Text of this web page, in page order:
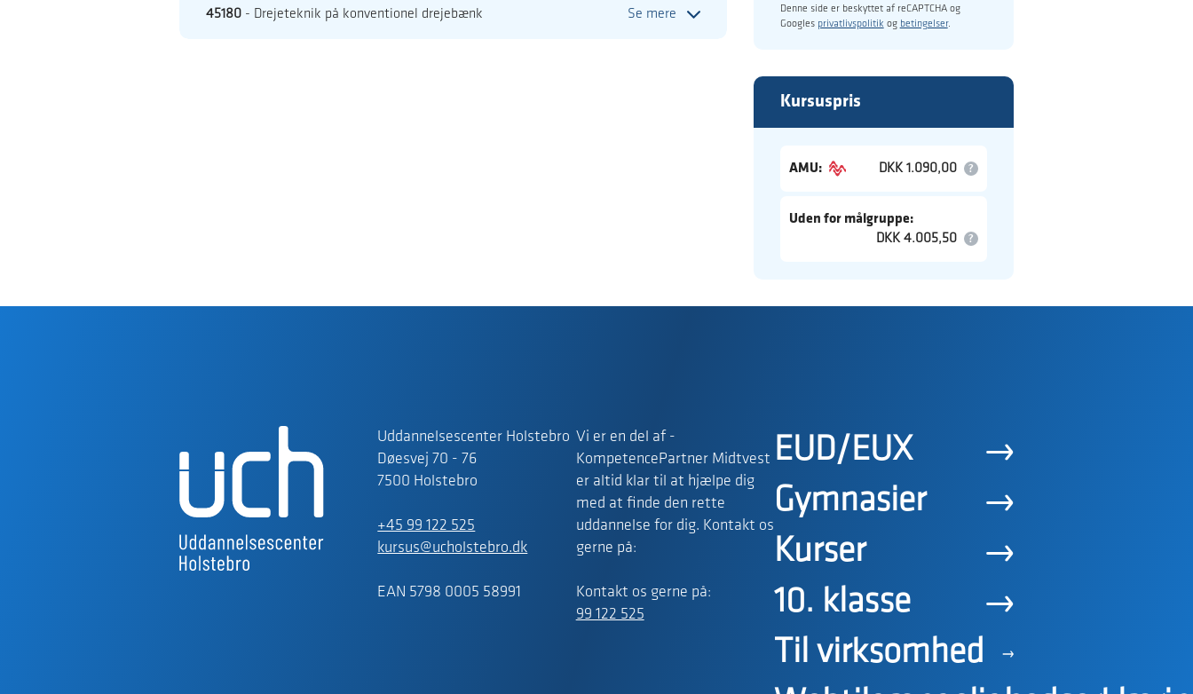
45180 - Drejeteknik på konventionel drejebænk Se mere
Denne side er beskyttet af reCAPTCHA og
Googles privatlivspolitik og betingelser.
Kursuspris
AMU: DKK 1.090,00
Uden for målgruppe:
DKK 4.005,50
Uddannelsescenter Holstebro
Døesvej 70 - 76
7500 Holstebro
+45 99 122 525
kursus@ucholstebro.dk
EAN 5798 0005 58991
Vi er en del af -
KompetencePartner Midtvest
er altid klar til at hjælpe dig
med at finde den rette
uddannelse for dig. Kontakt os
gerne på:
Kontakt os gerne på:
99 122 525
EUD/EUX
Gymnasier
Kurser
10. klasse
Til virksomhed